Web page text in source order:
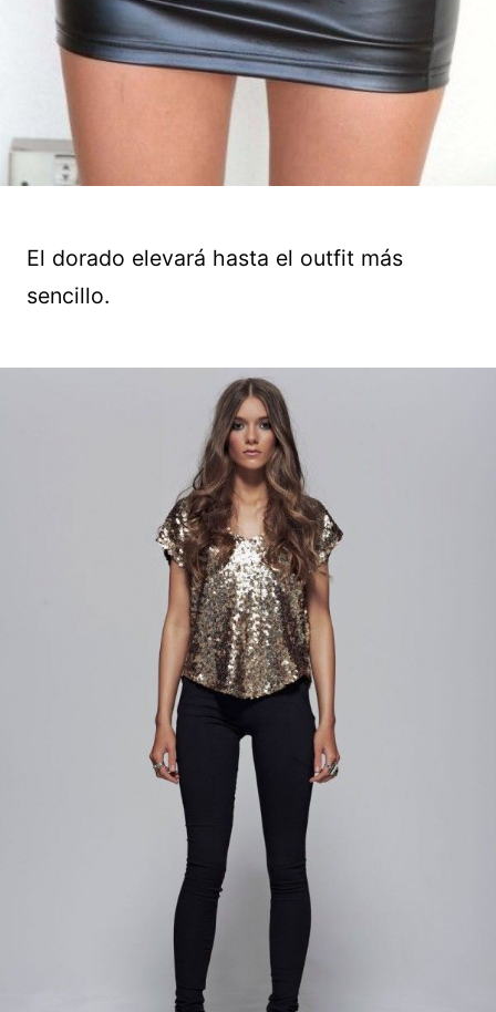
El dorado elevará hasta el outfit más
sencillo.